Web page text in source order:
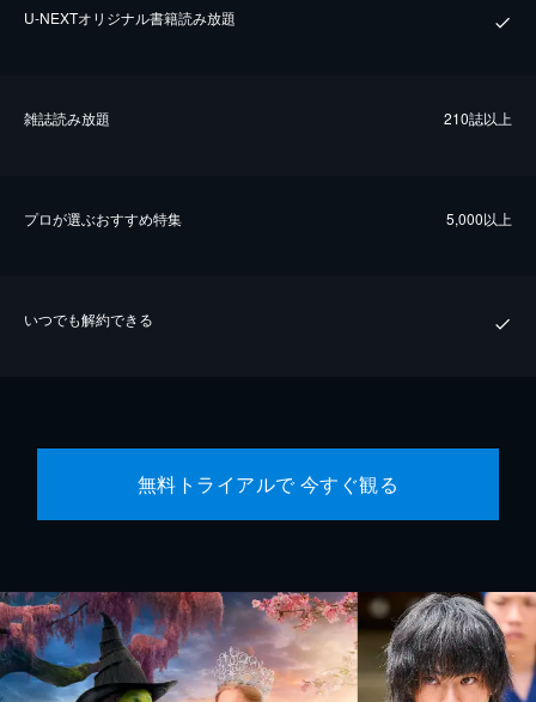
U-NEXTオリジナル書籍読み放題
雑誌読み放題 210誌以上
プロが選ぶおすすめ特集 5,000以上
いつでも解約できる
無料トライアルで 今すぐ観る